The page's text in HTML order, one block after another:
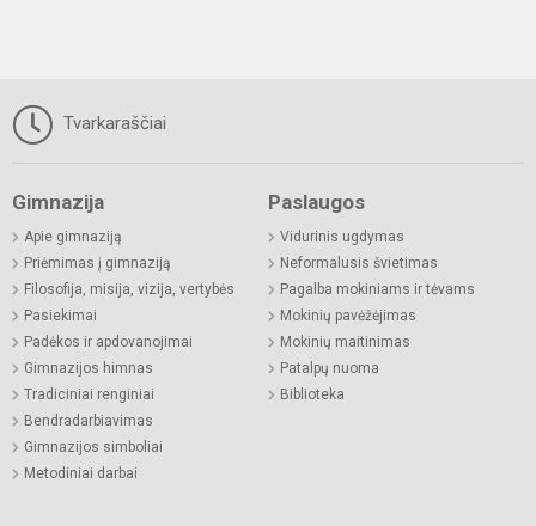
Tvarkaraščiai
Gimnazija
Apie gimnaziją
Priėmimas į gimnaziją
Filosofija, misija, vizija, vertybės
Pasiekimai
Padėkos ir apdovanojimai
Gimnazijos himnas
Tradiciniai renginiai
Bendradarbiavimas
Gimnazijos simboliai
Metodiniai darbai
Paslaugos
Vidurinis ugdymas
Neformalusis švietimas
Pagalba mokiniams ir tėvams
Mokinių pavėžėjimas
Mokinių maitinimas
Patalpų nuoma
Biblioteka